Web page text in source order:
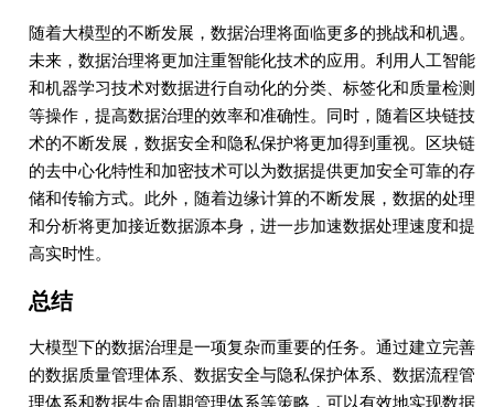
随着大模型的不断发展，数据治理将面临更多的挑战和机遇。
未来，数据治理将更加注重智能化技术的应用。利用人工智能
和机器学习技术对数据进行自动化的分类、标签化和质量检测
等操作，提高数据治理的效率和准确性。同时，随着区块链技
术的不断发展，数据安全和隐私保护将更加得到重视。区块链
的去中心化特性和加密技术可以为数据提供更加安全可靠的存
储和传输方式。此外，随着边缘计算的不断发展，数据的处理
和分析将更加接近数据源本身，进一步加速数据处理速度和提
高实时性。
总结
大模型下的数据治理是一项复杂而重要的任务。通过建立完善
的数据质量管理体系、数据安全与隐私保护体系、数据流程管
理体系和数据生命周期管理体系等策略，可以有效地实现数据